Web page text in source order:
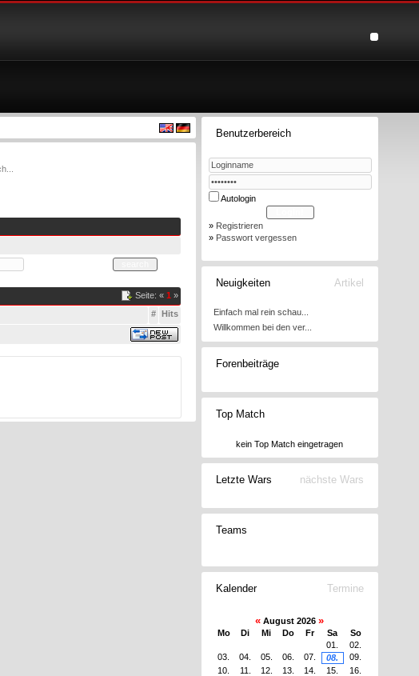
Seite: « 1 »
# Hits
Benutzerbereich
Autologin
» Registrieren
» Passwort vergessen
Neuigkeiten Artikel
Einfach mal rein schau...
Willkommen bei den ver...
Forenbeiträge
Top Match
kein Top Match eingetragen
Letzte Wars nächste Wars
Teams
Kalender Termine
« August 2026 »
Mo Di Mi Do Fr Sa
So
01.
02.
03.
04. 05. 06. 07. 08.
09.
10.
11. 12. 13. 14. 15.
16.